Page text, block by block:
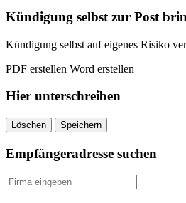
quantity
Kündigung selbst zur Post
Kündigung selbst auf eigenes Risiko
PDF erstellen Word erstellen
Hier unterschreiben
Löschen Speichern
Empfängeradresse suchen